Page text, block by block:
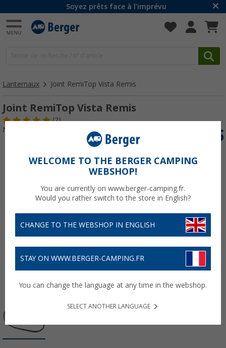
Soyez prêts face à l'imprévu
Lanternaux Joint RemiTop Vista Remis
Joint RemiTop Vista Remis
(2)
N° d'art : 247430
WELCOME TO THE BERGER CAMPING
WEBSHOP!
You are currently on www.berger-camping.fr.
Would you rather switch to the store in English?
CHANGE TO THE WEBSHOP IN ENGLISH
STAY ON WWW.BERGER-CAMPING.FR
You can change the language at any time in the webshop.
SELECT ANOTHER LANGUAGE